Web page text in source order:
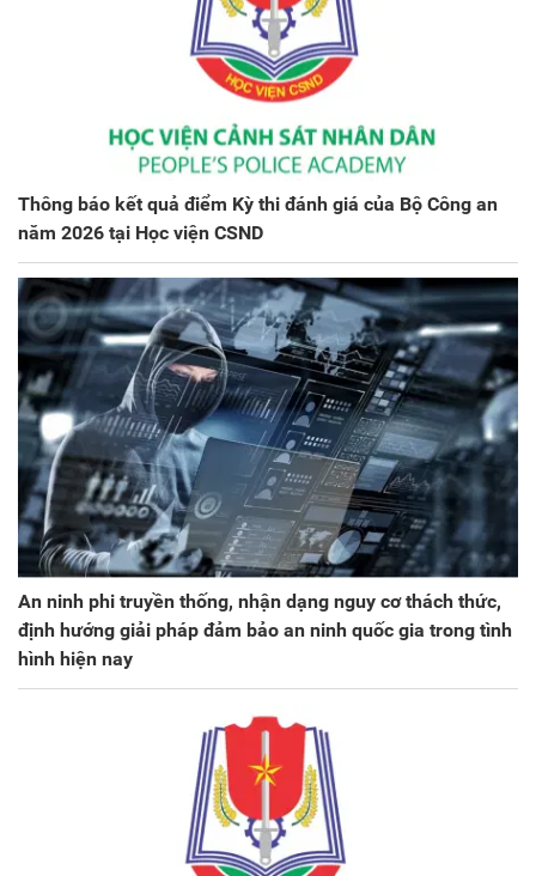
Thông báo kết quả điểm Kỳ thi đánh giá của Bộ Công an
năm 2026 tại Học viện CSND
An ninh phi truyền thống, nhận dạng nguy cơ thách thức,
định hướng giải pháp đảm bảo an ninh quốc gia trong tình
hình hiện nay